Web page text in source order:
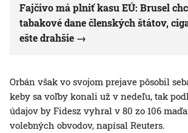
Fajčivo má plniť kasu EÚ: Brusel
tabakové dane členských štátov,
ešte drahšie
Orbán však vo svojom prejave pôsobil
keby sa voľby konali už v nedeľu, tak
údajov by Fidesz vyhral v 80 zo 106
volebných obvodov, napísal Reuters.